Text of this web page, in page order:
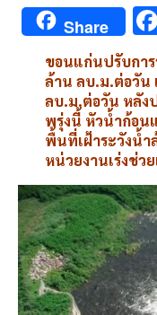
Share
ขอนแก่นปรับกา
ล้าน ลบ.ม.ต่อวัน
ลบ.ม.ต่อวัน หลัง
พรุ่งนี้ หัวน้ำก้อ
พื้นที่เฝ้าระวังน้
หน่วยงานเร่งช่ว